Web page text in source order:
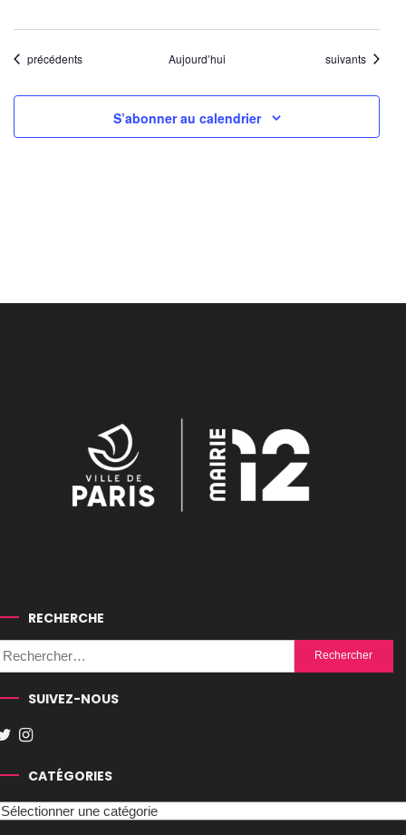
Évènements
précédents Aujourd’hui Évènements
suivants
S’abonner au calendrier
RECHERCHE
Rechercher :
SUIVEZ-NOUS
CATÉGORIES